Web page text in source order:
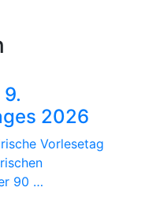
2026
Vorlesetag
90 …